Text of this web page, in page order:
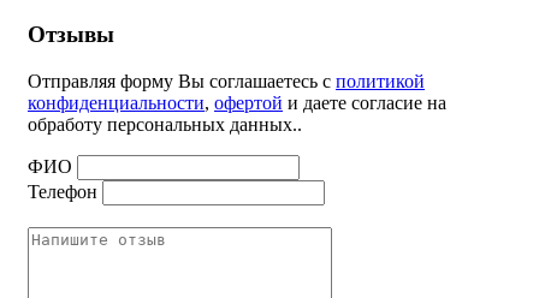
Отзывы
Отправляя форму Вы соглашаетесь с политикой
конфиденциальности, офертой и даете согласие на
обработу персональных данных..
ФИО
Телефон